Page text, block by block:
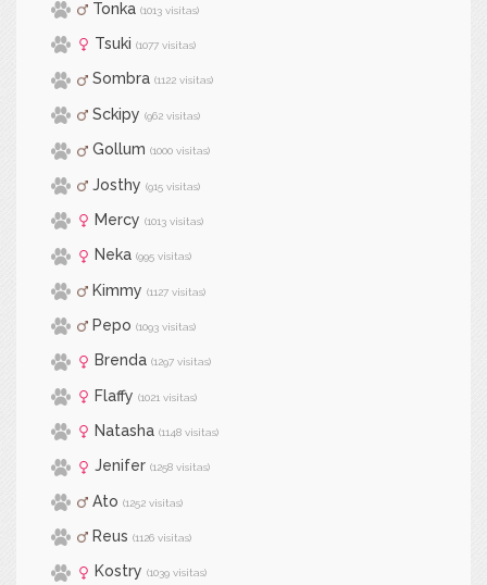
Tonka (1013 visitas)
Tsuki (1077 visitas)
Sombra (1122 visitas)
Sckipy (962 visitas)
Gollum (1000 visitas)
Josthy (915 visitas)
Mercy (1013 visitas)
Neka (995 visitas)
Kimmy (1127 visitas)
Pepo (1093 visitas)
Brenda (1297 visitas)
Flaffy (1021 visitas)
Natasha (1148 visitas)
Jenifer (1258 visitas)
Ato (1252 visitas)
Reus (1126 visitas)
Kostry (1039 visitas)